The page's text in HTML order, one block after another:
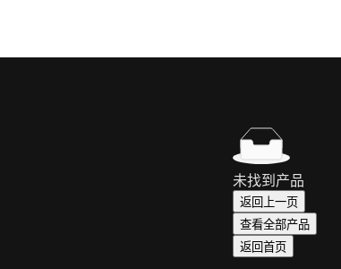
未找到产品
返回上一页
查看全部产品
返回首页